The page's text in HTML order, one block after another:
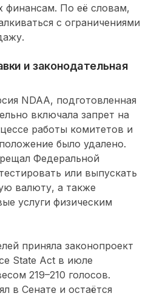
финансам. По её словам,
с ограничениями
и законодательная
NDAA, подготовленная
включала запрет на
работы комитетов и
было удалено.
Федеральной
или выпускать
валюту, а также
услуги физическим
приняла законопроект
State Act в июле
219–210 голосов.
в Сенате и остаётся